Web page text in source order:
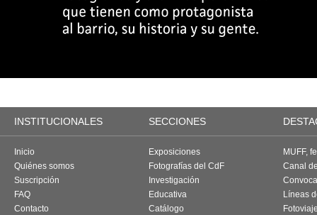
INSTITUCIONALES SECCIONES
Inicio
Quiénes somos
Suscripción
FAQ
Contacto
Exposiciones
Fotografías del CdF
Investigación
Educativa
Catálogo
MUFF,
Canal
Líneas